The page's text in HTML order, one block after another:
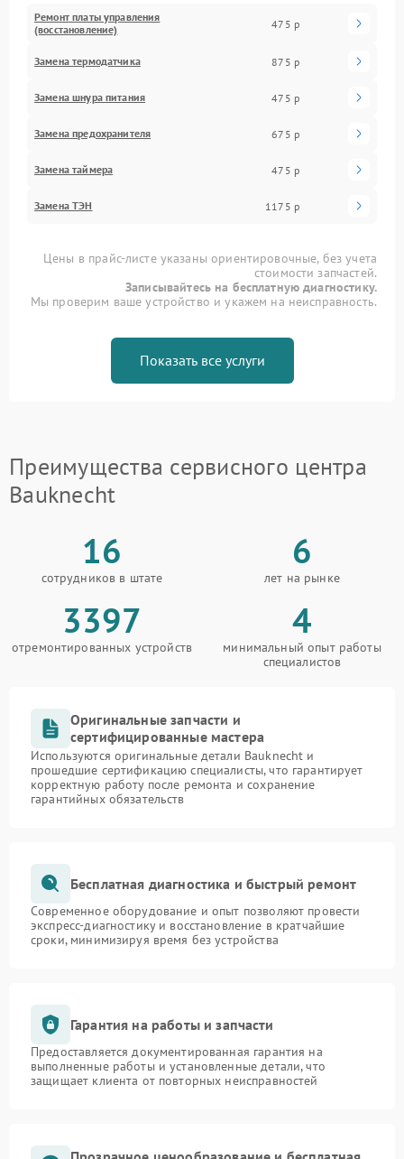
Ремонт платы управления
(восстановление)
475 р
Замена термодатчика 875 р
Замена шнура питания 475 р
Замена предохранителя 675 р
Замена таймера 475 р
Замена ТЭН 1175 р
Цены в прайс-листе указаны ориентировочные, без учета
стоимости запчастей.
Записывайтесь на бесплатную диагностику.
Мы проверим ваше устройство и укажем на неисправность.
Показать все услуги
Преимущества сервисного центра
Bauknecht
16
сотрудников в штате
6
лет на рынке
3397
отремонтированных устройств
4
минимальный опыт работы
специалистов
Оригинальные запчасти и
сертифицированные мастера
Используются оригинальные детали Bauknecht и
прошедшие сертификацию специалисты, что гарантирует
корректную работу после ремонта и сохранение
гарантийных обязательств
Бесплатная диагностика и быстрый ремонт
Современное оборудование и опыт позволяют провести
экспресс-диагностику и восстановление в кратчайшие
сроки, минимизируя время без устройства
Гарантия на работы и запчасти
Предоставляется документированная гарантия на
выполненные работы и установленные детали, что
защищает клиента от повторных неисправностей